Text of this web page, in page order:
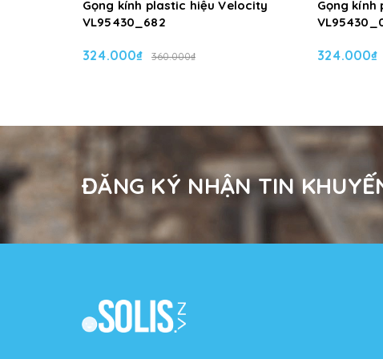
Gọng kính plastic hiệu Velocity
VL95430_682
324.000₫ 360.000₫
Gọng
324.000₫
ĐĂNG KÝ NHẬN TIN